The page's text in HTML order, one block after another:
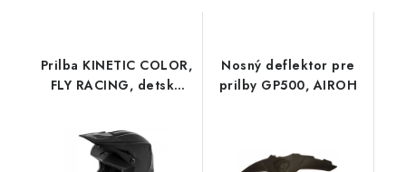
Prilba KINETIC COLOR,
FLY RACING, detská
Nosný deflektor pre
prilby GP500, AIROH